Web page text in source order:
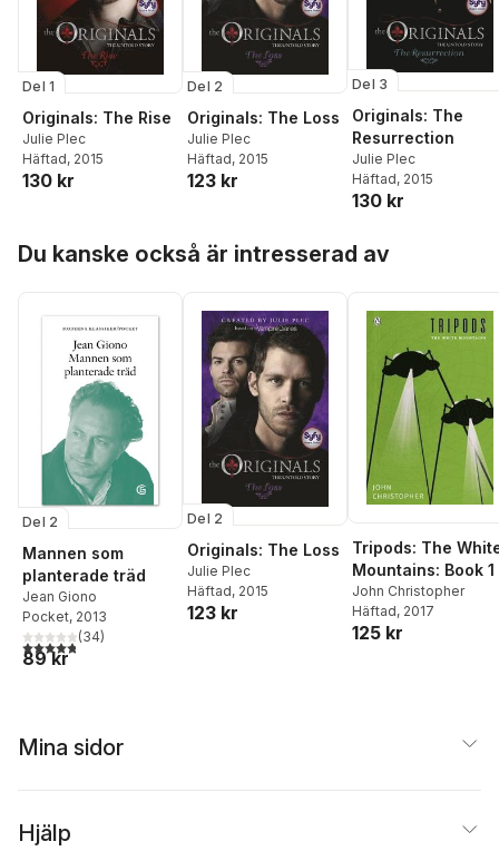
Del 1
Originals: The Rise
Julie Plec
Häftad, 2015
130 kr
Del 2
Originals: The Loss
Julie Plec
Häftad, 2015
123 kr
Del 3
Originals: The
Resurrection
Julie Plec
Häftad, 2015
130 kr
Du kanske också är intresserad av
Del 2
Mannen som
planterade träd
Jean Giono
Pocket, 2013
4,8utav 5 stjärnor. Totalt antal röster:
(34)
89 kr
Del 2
Originals: The Loss
Julie Plec
Häftad, 2015
123 kr
Tripods: The
Mountains: Book 1
John Christopher
Häftad, 2017
125 kr
Mina sidor
Hjälp